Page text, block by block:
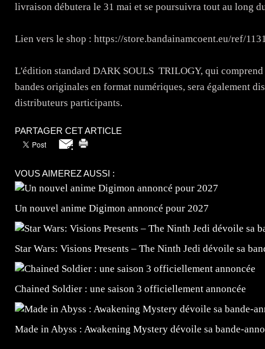
livraison débutera le 31 mai et se poursuivra tout au long
Lien vers le shop : https://store.bandainamcoent.eu/ref/
L'édition standard DARK SOULS TRILOGY, qui
bandes originales en format numériques, sera également
distributeurs participants.
PARTAGER CET ARTICLE
VOUS AIMEREZ AUSSI :
Un nouvel anime Digimon annoncé pour 2027
Star Wars: Visions Presents – The Ninth Jedi dévoile sa
Chained Soldier : une saison 3 officiellement annoncée
Made in Abyss : Awakening Mystery dévoile sa bande-